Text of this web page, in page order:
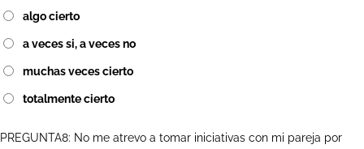
algo cierto
a veces si, a veces no
muchas veces cierto
totalmente cierto
PREGUNTA8: No me atrevo a tomar iniciativas con mi pareja por